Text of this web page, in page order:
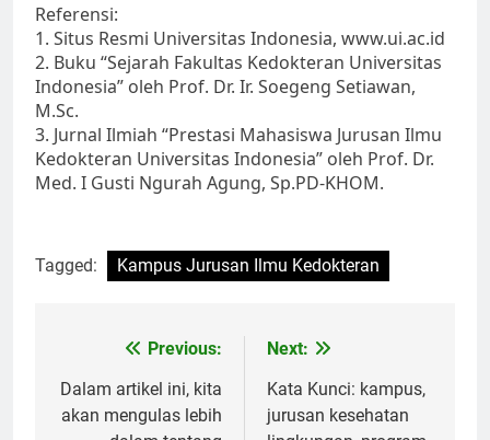
Referensi:
1. Situs Resmi Universitas Indonesia, www.ui.ac.id
2. Buku “Sejarah Fakultas Kedokteran Universitas
Indonesia” oleh Prof. Dr. Ir. Soegeng Setiawan,
M.Sc.
3. Jurnal Ilmiah “Prestasi Mahasiswa Jurusan Ilmu
Kedokteran Universitas Indonesia” oleh Prof. Dr.
Med. I Gusti Ngurah Agung, Sp.PD-KHOM.
Tagged: Kampus Jurusan Ilmu Kedokteran
navigation
Previous:
Dalam artikel ini, kita
akan mengulas lebih
Next:
Kata Kunci: kampus,
jurusan kesehatan